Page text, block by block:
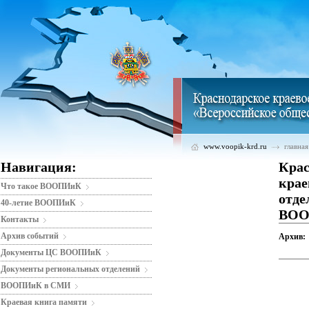
www.voopik-krd.ru главная
Навигация:
Что такое ВООПИиК
40-летие ВООПИиК
Контакты
Архив событий
Документы ЦС ВООПИиК
Документы региональных отделений
ВООПИиК в СМИ
Краевая книга памяти
Архив: